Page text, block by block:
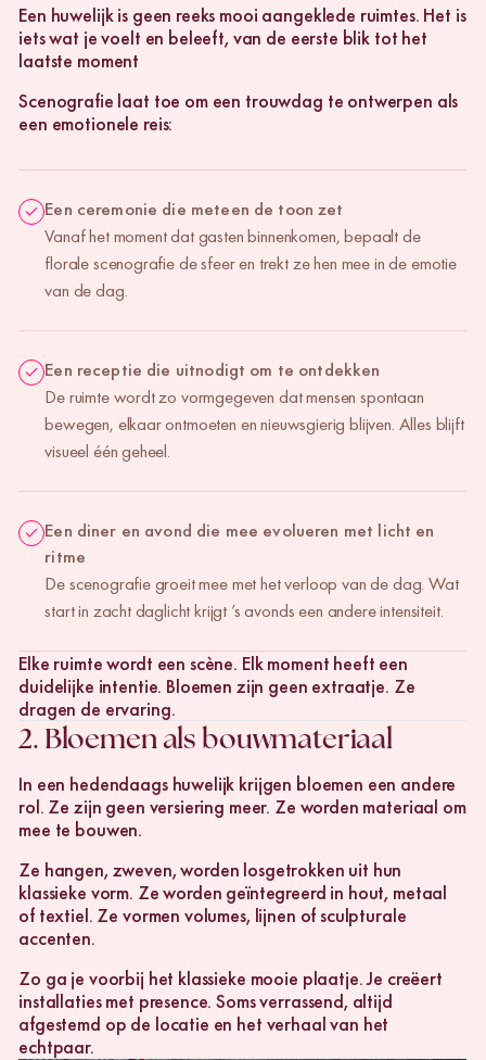
Een huwelijk is geen reeks mooi aangeklede ruimtes. Het is
iets wat je voelt en beleeft, van de eerste blik tot het
laatste moment
Scenografie laat toe om een trouwdag te ontwerpen als
een emotionele reis:
Een ceremonie die meteen de toon zet
Vanaf het moment dat gasten binnenkomen, bepaalt de
florale scenografie de sfeer en trekt ze hen mee in de emotie
van de dag.
Een receptie die uitnodigt om te ontdekken
De ruimte wordt zo vormgegeven dat mensen spontaan
bewegen, elkaar ontmoeten en nieuwsgierig blijven. Alles blijft
visueel één geheel.
Een diner en avond die mee evolueren met licht en
ritme
De scenografie groeit mee met het verloop van de dag. Wat
start in zacht daglicht krijgt ’s avonds een andere intensiteit.
Elke ruimte wordt een scène. Elk moment heeft een
duidelijke intentie. Bloemen zijn geen extraatje. Ze
dragen de ervaring.
2. Bloemen als bouwmateriaal
In een hedendaags huwelijk krijgen bloemen een andere
rol. Ze zijn geen versiering meer. Ze worden materiaal om
mee te bouwen.
Ze hangen, zweven, worden losgetrokken uit hun
klassieke vorm. Ze worden geïntegreerd in hout, metaal
of textiel. Ze vormen volumes, lijnen of sculpturale
accenten.
Zo ga je voorbij het klassieke mooie plaatje. Je creëert
installaties met presence. Soms verrassend, altijd
afgestemd op de locatie en het verhaal van het
echtpaar.